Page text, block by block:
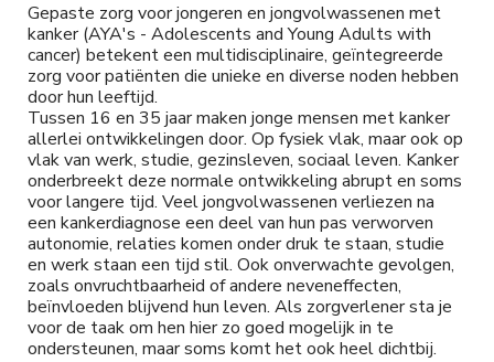
Gepaste zorg voor jongeren en jongvolwassenen met
kanker (AYA's - Adolescents and Young Adults with
cancer) betekent een multidisciplinaire, geïntegreerde
zorg voor patiënten die unieke en diverse noden hebben
door hun leeftijd.
Tussen 16 en 35 jaar maken jonge mensen met kanker
allerlei ontwikkelingen door. Op fysiek vlak, maar ook op
vlak van werk, studie, gezinsleven, sociaal leven. Kanker
onderbreekt deze normale ontwikkeling abrupt en soms
voor langere tijd. Veel jongvolwassenen verliezen na
een kankerdiagnose een deel van hun pas verworven
autonomie, relaties komen onder druk te staan, studie
en werk staan een tijd stil. Ook onverwachte gevolgen,
zoals onvruchtbaarheid of andere neveneffecten,
beïnvloeden blijvend hun leven. Als zorgverlener sta je
voor de taak om hen hier zo goed mogelijk in te
ondersteunen, maar soms komt het ook heel dichtbij.